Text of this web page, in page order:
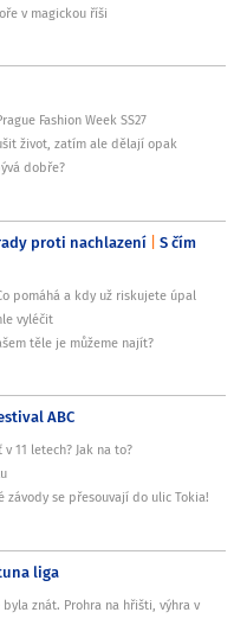
v magickou říši
Fashion Week SS27
život, zatím ale dělají opak
dobře?
proti nachlazení S čím
pomáhá a kdy už riskujete úpal
vyléčit
těle je můžeme najít?
ABC
11 letech? Jak na to?
závody se přesouvají do ulic Tokia!
liga
znát. Prohra na hřišti, výhra v